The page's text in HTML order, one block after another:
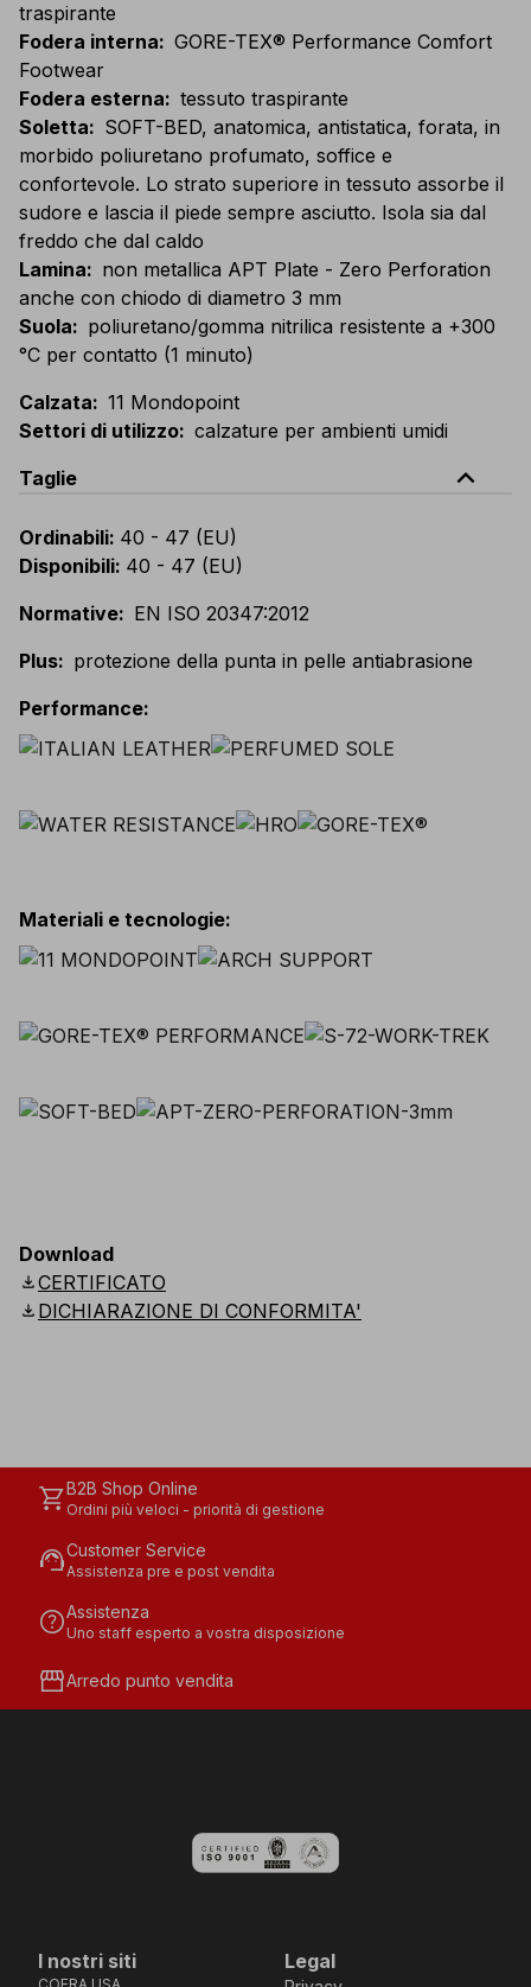
traspirante
Fodera interna: GORE-TEX® Performance Comfort
Footwear
Fodera esterna: tessuto traspirante
Soletta: SOFT-BED, anatomica, antistatica, forata, in
morbido poliuretano profumato, soffice e
confortevole. Lo strato superiore in tessuto assorbe il
sudore e lascia il piede sempre asciutto. Isola sia dal
freddo che dal caldo
Lamina: non metallica APT Plate - Zero Perforation
anche con chiodo di diametro 3 mm
Suola: poliuretano/gomma nitrilica resistente a +300
°C per contatto (1 minuto)
Calzata: 11 Mondopoint
Settori di utilizzo: calzature per ambienti umidi
Taglie
expand_less
Ordinabili: 40 - 47 (EU)
Disponibili: 40 - 47 (EU)
Normative: EN ISO 20347:2012
Plus: protezione della punta in pelle antiabrasione
Performance:
Materiali e tecnologie:
Download
downloadCERTIFICATO
download DICHIARAZIONE DI CONFORMITA'
shopping_cartB2B Shop Online
Ordini più veloci - priorità di gestione
support_agentCustomer Service
Assistenza pre e post vendita
helpAssistenza
Uno staff esperto a vostra disposizione
storefrontArredo punto vendita
I nostri siti Legal